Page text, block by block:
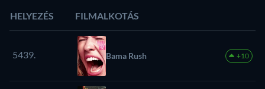
HELYEZÉS FILMALKOTÁS
5439. Bama Rush +10